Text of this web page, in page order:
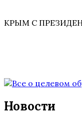
КРЫМ С
Новости